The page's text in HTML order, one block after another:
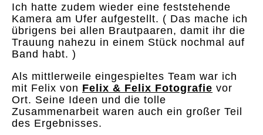
Ich hatte zudem wieder eine feststehende
Kamera am Ufer aufgestellt. ( Das mache ich
übrigens bei allen Brautpaaren, damit ihr die
Trauung nahezu in einem Stück nochmal auf
Band habt. )
Als mittlerweile eingespieltes Team war ich
mit Felix von Felix & Felix Fotografie vor
Ort. Seine Ideen und die tolle
Zusammenarbeit waren auch ein großer Teil
des Ergebnisses.